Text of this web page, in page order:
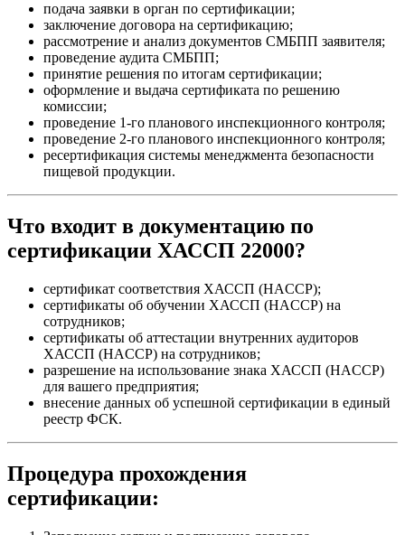
подача заявки в орган по сертификации;
заключение договора на сертификацию;
рассмотрение и анализ документов СМБПП заявителя;
проведение аудита СМБПП;
принятие решения по итогам сертификации;
оформление и выдача сертификата по решению
комиссии;
проведение 1-го планового инспекционного контроля;
проведение 2-го планового инспекционного контроля;
ресертификация системы менеджмента безопасности
пищевой продукции.
Что входит в документацию по
сертификации ХАССП 22000?
сертификат соответствия ХАССП (HACCP);
сертификаты об обучении ХАССП (HACCP) на
сотрудников;
сертификаты об аттестации внутренних аудиторов
ХАССП (HACCP) на сотрудников;
разрешение на использование знака ХАССП (HACCP)
для вашего предприятия;
внесение данных об успешной сертификации в единый
реестр ФСК.
Процедура прохождения
сертификации: